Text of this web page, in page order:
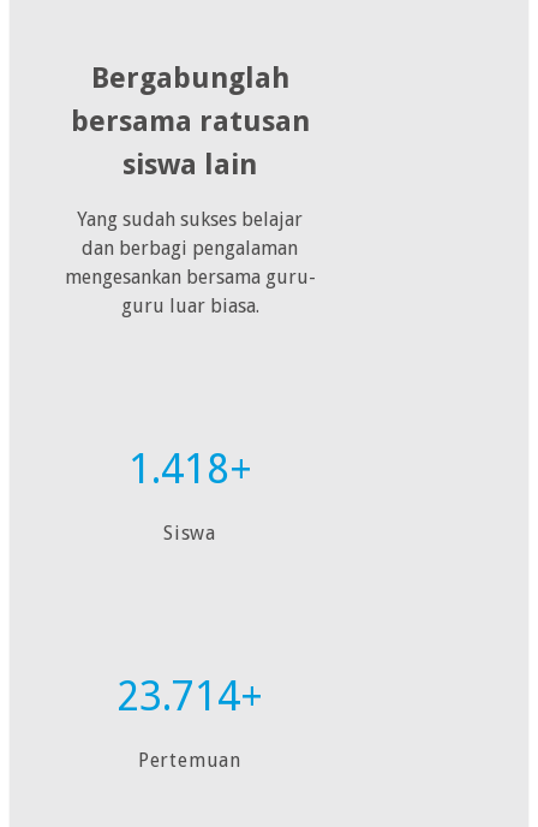
Bergabunglah
bersama ratusan
siswa lain
Yang sudah sukses belajar
dan berbagi pengalaman
mengesankan bersama guru-
guru luar biasa.
1.418+
Siswa
23.714+
Pertemuan